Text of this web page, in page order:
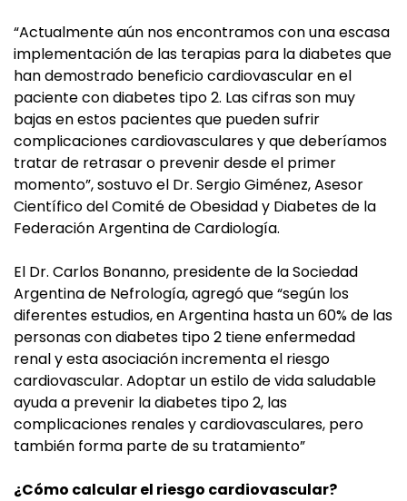
“Actualmente aún nos encontramos con una escasa
implementación de las terapias para la diabetes que
han demostrado beneficio cardiovascular en el
paciente con diabetes tipo 2. Las cifras son muy
bajas en estos pacientes que pueden sufrir
complicaciones cardiovasculares y que deberíamos
tratar de retrasar o prevenir desde el primer
momento”, sostuvo el Dr. Sergio Giménez, Asesor
Científico del Comité de Obesidad y Diabetes de la
Federación Argentina de Cardiología.
El Dr. Carlos Bonanno, presidente de la Sociedad
Argentina de Nefrología, agregó que “según los
diferentes estudios, en Argentina hasta un 60% de las
personas con diabetes tipo 2 tiene enfermedad
renal y esta asociación incrementa el riesgo
cardiovascular. Adoptar un estilo de vida saludable
ayuda a prevenir la diabetes tipo 2, las
complicaciones renales y cardiovasculares, pero
también forma parte de su tratamiento”
¿Cómo calcular el riesgo cardiovascular?